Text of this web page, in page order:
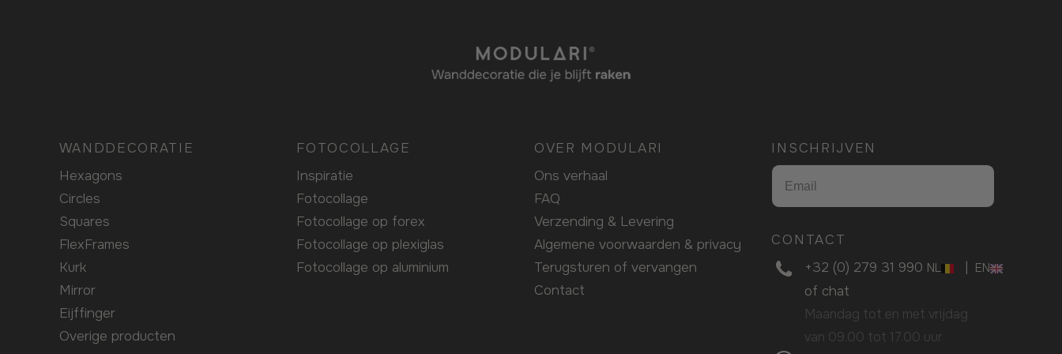
WANDDECORATIE
Hexagons
Circles
Squares
FlexFrames
Kurk
Mirror
Eijffinger
Overige producten
FOTOCOLLAGE
Inspiratie
Fotocollage
Fotocollage op forex
Fotocollage op plexiglas
Fotocollage op aluminium
OVER MODULARI
Ons verhaal
FAQ
Verzending & Levering
Algemene voorwaarden & privacy
Terugsturen of vervangen
Contact
INSCHRIJVEN
CONTACT
+32 (0) 279 31 990 NL EN
of chat
Maandag tot en met vrijdag
van 09.00 tot 17.00 uur